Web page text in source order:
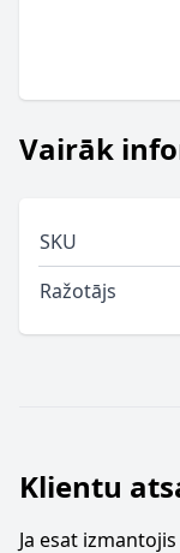
Vairāk
SKU
Ražotājs
Klientu
Ja esat